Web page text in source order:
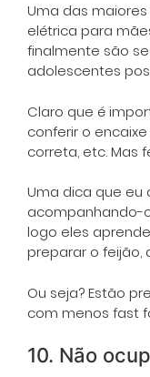
Uma das
elétrica para
finalmente são
adolescentes
Claro que é
conferir o
correta, etc. Mas
Uma dica que eu
acompanhando-
logo eles
preparar o feijão,
Ou seja? Estão
com menos fast
10. Não